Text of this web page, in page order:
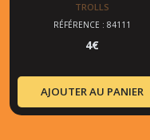
TROLLS
RÉFÉRENCE : 84111
4€
AJOUTER AU PANIER